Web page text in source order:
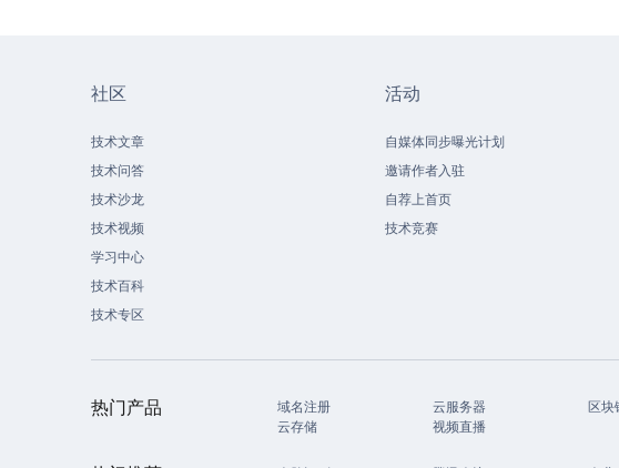
社区
技术文章
技术问答
技术沙龙
技术视频
学习中心
技术百科
技术专区
活动
自媒体同步曝光计划
邀请作者入驻
自荐上首页
技术竞赛
热门产品 域名注册 云服务器 区块
云存储
视频直播